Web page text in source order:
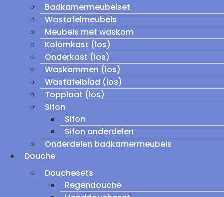
Badkamermeubelset
Wastafelmeubels
Meubels met waskom
Kolomkast (los)
Onderkast (los)
Waskommen (los)
Wastafelblad (los)
Topplaat (los)
Sifon
Sifon
Sifon onderdelen
Onderdelen badkamermeubels
Douche
Douchesets
Regendouche